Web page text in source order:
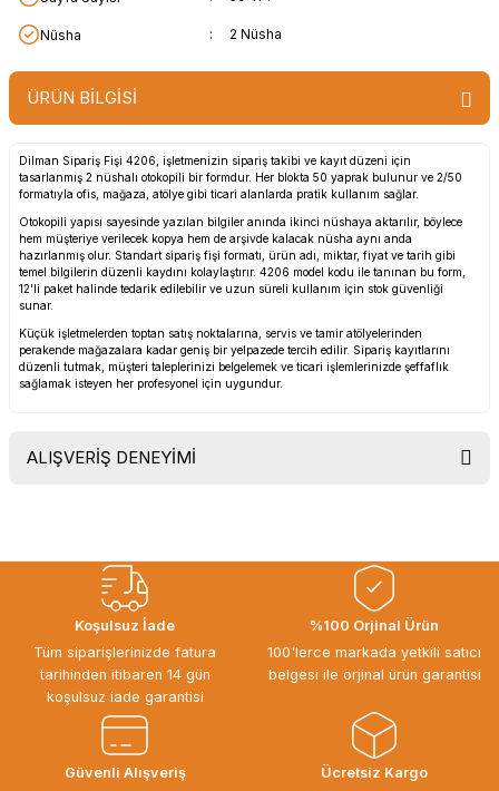
Nüsha : 2 Nüsha
ÜRÜN BİLGİSİ
Dilman Sipariş Fişi 4206, işletmenizin sipariş takibi ve kayıt düzeni için
tasarlanmış 2 nüshalı otokopili bir formdur. Her blokta 50 yaprak bulunur ve 2/50
formatıyla ofis, mağaza, atölye gibi ticari alanlarda pratik kullanım sağlar.
Otokopili yapısı sayesinde yazılan bilgiler anında ikinci nüshaya aktarılır, böylece
hem müşteriye verilecek kopya hem de arşivde kalacak nüsha aynı anda
hazırlanmış olur. Standart sipariş fişi formatı, ürün adı, miktar, fiyat ve tarih gibi
temel bilgilerin düzenli kaydını kolaylaştırır. 4206 model kodu ile tanınan bu form,
12'li paket halinde tedarik edilebilir ve uzun süreli kullanım için stok güvenliği
sunar.
Küçük işletmelerden toptan satış noktalarına, servis ve tamir atölyelerinden
perakende mağazalara kadar geniş bir yelpazede tercih edilir. Sipariş kayıtlarını
düzenli tutmak, müşteri taleplerinizi belgelemek ve ticari işlemlerinizde şeffaflık
sağlamak isteyen her profesyonel için uygundur.
ALIŞVERİŞ DENEYİMİ
gorusmek uzere, hayirli ve bol
kazanclar dilerim.
İbrahim Ertuğrul ARSLANOĞLU |
Siparişten teslime kadar herşey çok
seriydi, teşekkür ederim
ÖZGÜR DOĞAN | 15/06/2026
Koşulsuz İade
Tüm siparişlerinizde fatura
tarihinden itibaren 14 gün
koşulsuz iade garantisi
%100 Orjinal Ürün
100'lerce markada yetkili satıcı
belgesi ile orjinal ürün garantisi
Güvenli Alışveriş
Ücretsiz Kargo